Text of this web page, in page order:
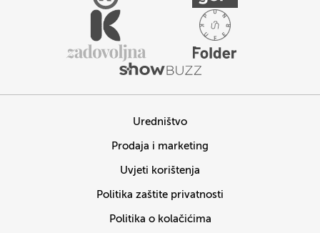
Uredništvo
Prodaja i marketing
Uvjeti korištenja
Politika zaštite privatnosti
Politika o kolačićima